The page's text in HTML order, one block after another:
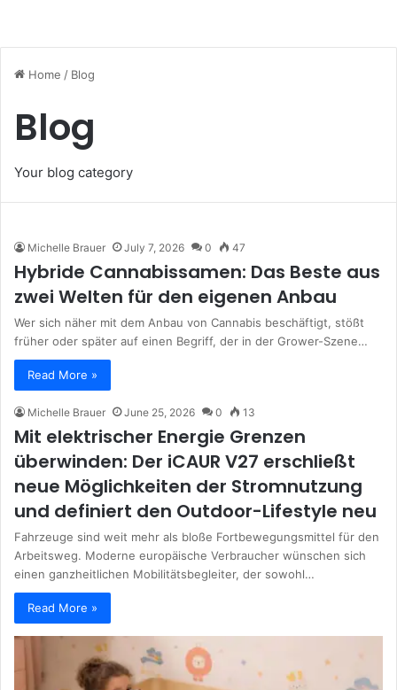
Home / Blog
Blog
Your blog category
Michelle Brauer July 7, 2026 0 47
Hybride Cannabissamen: Das Beste aus
zwei Welten für den eigenen Anbau
Wer sich näher mit dem Anbau von Cannabis beschäftigt, stößt
früher oder später auf einen Begriff, der in der Grower-Szene…
Read More »
Michelle Brauer June 25, 2026 0 13
Mit elektrischer Energie Grenzen
überwinden: Der iCAUR V27 erschließt
neue Möglichkeiten der Stromnutzung
und definiert den Outdoor-Lifestyle neu
Fahrzeuge sind weit mehr als bloße Fortbewegungsmittel für den
Arbeitsweg. Moderne europäische Verbraucher wünschen sich
einen ganzheitlichen Mobilitätsbegleiter, der sowohl…
Read More »